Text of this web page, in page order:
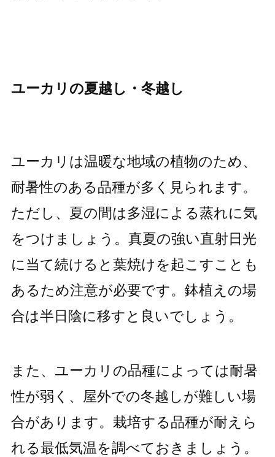
ユーカリの夏越し・冬越し
ユーカリは温暖な地域の植物のため、
耐暑性のある品種が多く見られます。
ただし、夏の間は多湿による蒸れに気
をつけましょう。真夏の強い直射日光
に当て続けると葉焼けを起こすことも
あるため注意が必要です。鉢植えの場
合は半日陰に移すと良いでしょう。
また、ユーカリの品種によっては耐暑
性が弱く、屋外での冬越しが難しい場
合があります。栽培する品種が耐えら
れる最低気温を調べておきましょう。